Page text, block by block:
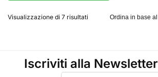
Visualizzazione di 7 risultati
Iscriviti alla Newsletter